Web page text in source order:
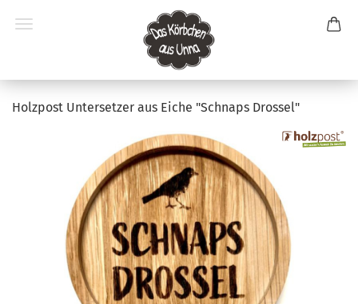
Holzpost Untersetzer aus Eiche "Schnaps Drossel"